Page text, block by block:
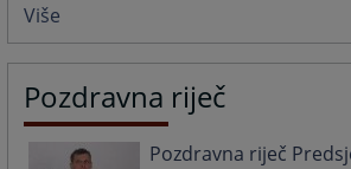
Više
Pozdravna riječ
Pozdravna riječ